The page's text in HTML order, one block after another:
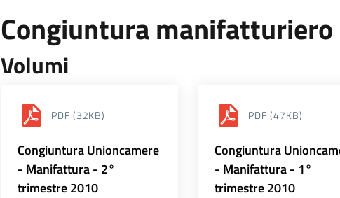
Congiuntura manifatturiero
Volumi
PDF (32KB)
Congiuntura Unioncamere
- Manifattura - 2°
trimestre 2010
PDF (47KB)
Congiuntura
- Manifattura - 1°
trimestre 2010